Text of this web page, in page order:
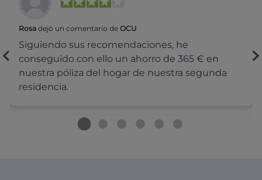
Rosa dejó un comentario de OCU
Siguiendo sus recomendaciones, he
conseguido con ello un ahorro de 365 € en
nuestra póliza del hogar de nuestra segunda
residencia.